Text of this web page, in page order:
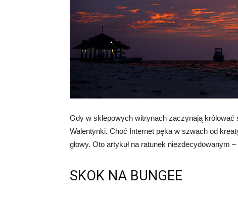
Gdy w sklepowych witrynach zaczynają
Walentynki. Choć Internet pęka w szwach od
głowy. Oto artykuł na ratunek niezdecydowanym
SKOK NA BUNGEE